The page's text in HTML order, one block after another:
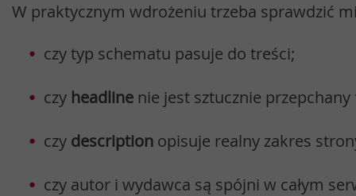
W praktycznym wdrożeniu trzeba sprawdzić
czy typ schematu pasuje do treści;
czy headline nie jest sztucznie
czy description opisuje realny zakres
czy autor i wydawca są spójni w całym